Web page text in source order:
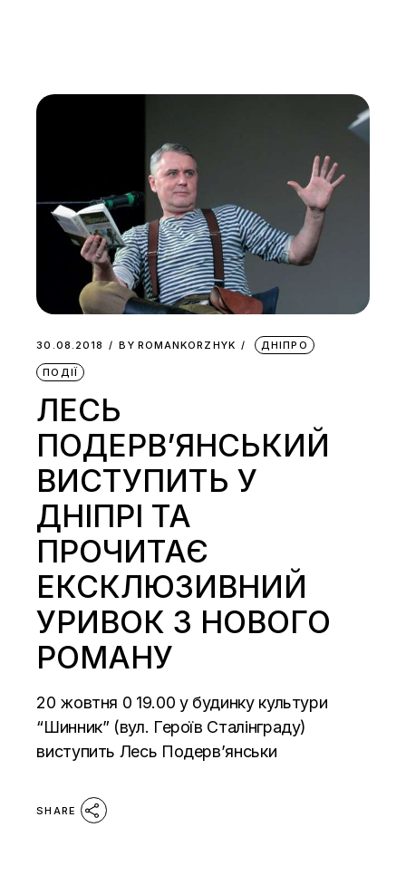
30.08.2018 BY ROMANKORZHYK ДНІПРО
ПОДІЇ
ЛЕСЬ
ПОДЕРВ’ЯНСЬКИЙ
ВИСТУПИТЬ У
ДНІПРІ ТА
ПРОЧИТАЄ
ЕКСКЛЮЗИВНИЙ
УРИВОК З НОВОГО
РОМАНУ
20 жовтня 0 19.00 у будинку культури
“Шинник” (вул. Героїв Сталінграду)
виступить Лесь Подерв’янськи
SHARE